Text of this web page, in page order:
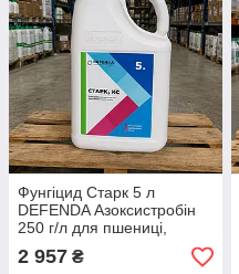
Фунгіцид Старк 5 л
DEFENDA Азоксистробін
250 г/л для пшениці,
соняшнику, сої та томатів
2 957 ₴